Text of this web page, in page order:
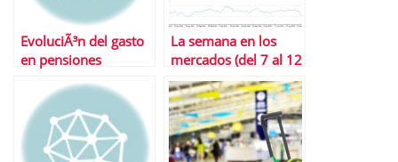
EvoluciÃ³n del gasto
en pensiones
La semana en los
mercados (del 7 al 12
de julio)